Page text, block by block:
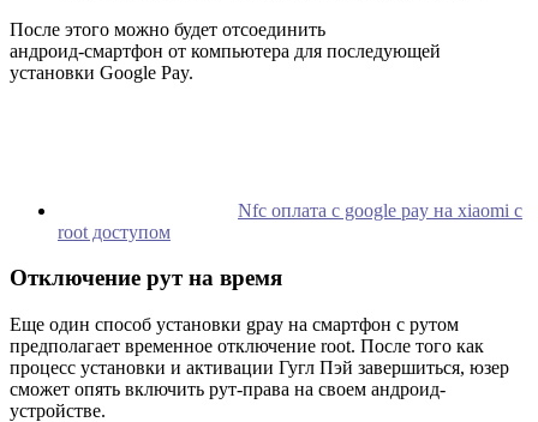
После этого можно будет отсоединить
андроид-смартфон от компьютера для последующей
установки Google Pay.
Nfc оплата с google pay на xiaomi с
root доступом
Отключение рут на время
Еще один способ установки gpay на смартфон с рутом
предполагает временное отключение root. После того как
процесс установки и активации Гугл Пэй завершиться, юзер
сможет опять включить рут-права на своем андроид-
устройстве.